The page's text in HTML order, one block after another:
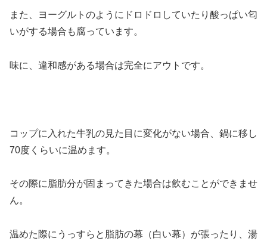
また、ヨーグルトのようにドロドロしていたり酸っぱい匂
いがする場合も腐っています。
味に、違和感がある場合は完全にアウトです。
コップに入れた牛乳の見た目に変化がない場合、鍋に移し
70度くらいに温めます。
その際に脂肪分が固まってきた場合は飲むことができませ
ん。
温めた際にうっすらと脂肪の幕（白い幕）が張ったり、湯